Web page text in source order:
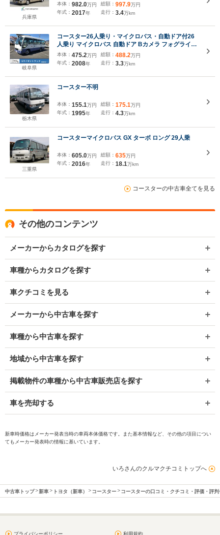
兵庫県
本体： 982.0万円
年式： 2017年
総額： 997.9万円
走行： 3.4万km
岐阜県
コースター26人乗り・マイクロバス・自動ドア付26
人乗り マイクロバス 自動ドア Bカメラ フォグライト
ライトレベライザー モケットシート
本体： 475.2万円
年式： 2008年
総額： 488.2万円
走行： 3.3万km
栃木県
コースター不明
本体： 155.1万円
年式： 1995年
総額： 175.1万円
走行： 4.3万km
三重県
コースターマイクロバス GX ターボ ロング 29人乗
本体： 605.0万円
年式： 2016年
総額： 635万円
走行： 18.1万km
コースターの中古車全てを見る
その他のコンテンツ
メーカーからカタログを探す
車種からカタログを探す
車クチコミを見る
メーカーから中古車を探す
車種から中古車を探す
地域から中古車を探す
掲載物件の車種から中古車販売店を探す
車を売却する
新車時価格はメーカー発表当時の車両本体価格です。また基本情報など、その他の項目につい
てもメーカー発表時の情報に基いています。
いろさんのクルマクチコミトップへ
中古車トップ 新車 トヨタ（新車） コースター コースターの口コミ・クチコミ・評価・評判